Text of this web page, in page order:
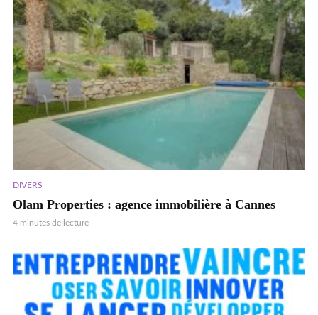
DIVERS
Olam Properties : agence immobilière à Cannes
4 minutes de lecture